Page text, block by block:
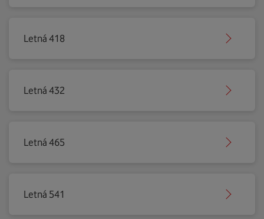
Letná 418
Letná 432
Letná 465
Letná 541